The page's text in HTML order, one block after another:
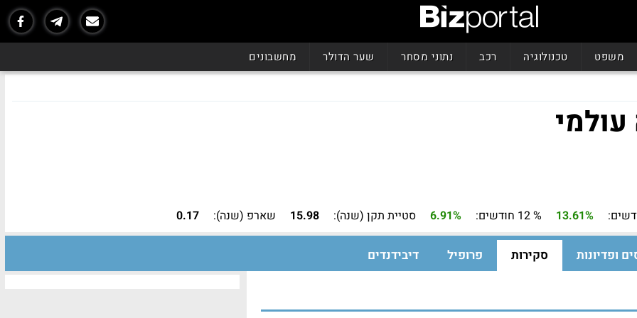
משפט טכנולוגיה רכב נתוני מסחר שער הדולר מחשבונים
13.61% % 12 חודשים: 6.91% סטיית תקן (שנה): 15.98 שארפ (שנה): 0.17
ופדיונות סקירות פרופיל דיבידנדים